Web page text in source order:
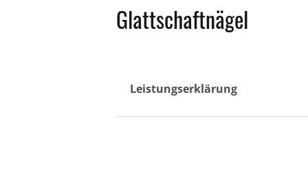
Glattschaftnägel
Leistungserklärung